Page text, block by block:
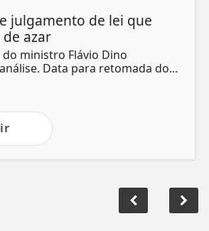
de lei que
azar
ministro Flávio Dino
Data para retomada do...